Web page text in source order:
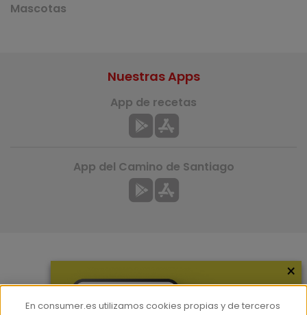
Mascotas
Nuestras Apps
App de recetas
App del Camino de Santiago
×
En consumer.es utilizamos cookies propias y de terceros